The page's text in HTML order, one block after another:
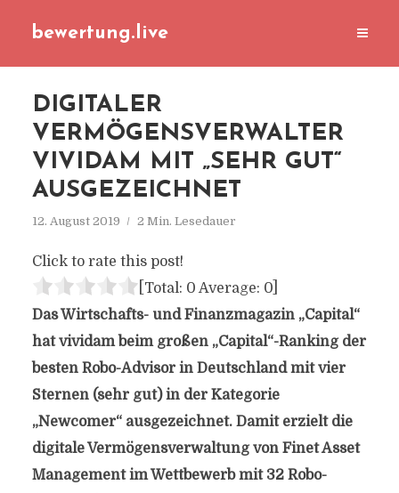
bewertung.live
DIGITALER
VERMÖGENSVERWALTER
VIVIDAM MIT „SEHR GUT“
AUSGEZEICHNET
12. August 2019 2 Min. Lesedauer
Click to rate this post!
[Total: 0 Average: 0]
Das Wirtschafts- und Finanzmagazin „Capital“
hat vividam beim großen „Capital“-Ranking der
besten Robo-Advisor in Deutschland mit vier
Sternen (sehr gut) in der Kategorie
„Newcomer“ ausgezeichnet. Damit erzielt die
digitale Vermögensverwaltung von Finet Asset
Management im Wettbewerb mit 32 Robo-